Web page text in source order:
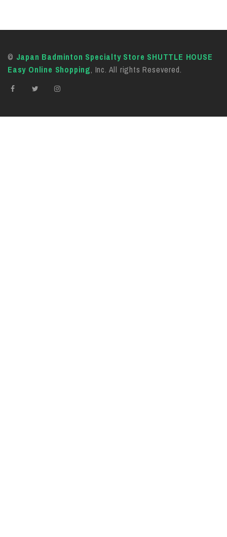
© Japan Badminton Specialty Store SHUTTLE HOUSE
Easy Online Shopping, Inc. All rights Resevered.